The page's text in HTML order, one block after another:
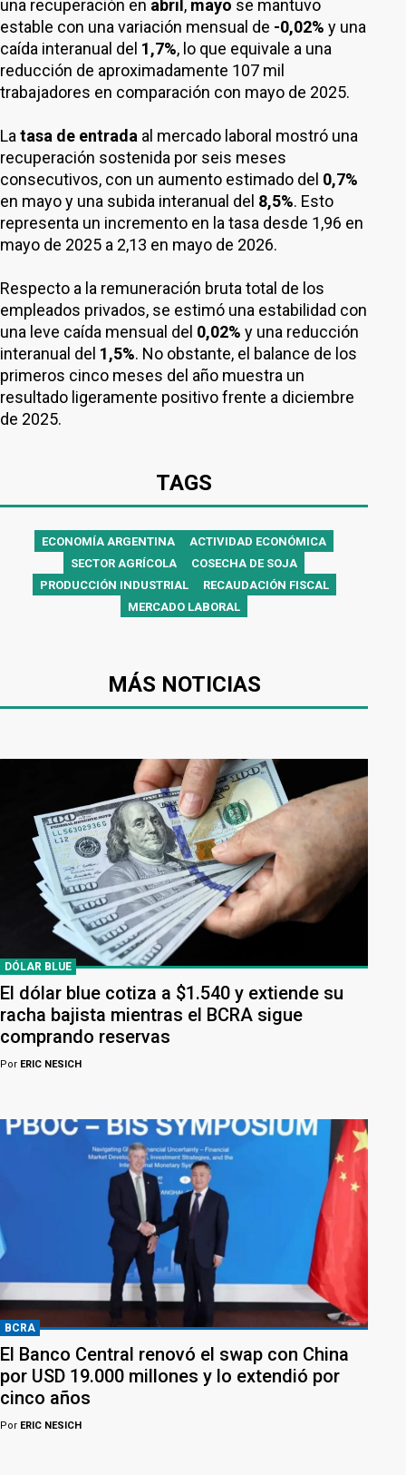
una recuperación en abril , mayo se mantuvo
estable con una variación mensual de -0,02% y una
caída interanual del 1,7%, lo que equivale a una
reducción de aproximadamente 107 mil
trabajadores en comparación con mayo de 2025.
La tasa de entrada al mercado laboral mostró una
recuperación sostenida por seis meses
consecutivos, con un aumento estimado del 0,7%
en mayo y una subida interanual del 8,5%. Esto
representa un incremento en la tasa desde 1,96 en
mayo de 2025 a 2,13 en mayo de 2026.
Respecto a la remuneración bruta total de los
empleados privados, se estimó una estabilidad con
una leve caída mensual del 0,02% y una reducción
interanual del 1,5%. No obstante, el balance de los
primeros cinco meses del año muestra un
resultado ligeramente positivo frente a diciembre
de 2025.
TAGS
ECONOMÍA ARGENTINA
ACTIVIDAD ECONÓMICA
SECTOR AGRÍCOLA
COSECHA DE SOJA
PRODUCCIÓN INDUSTRIAL
RECAUDACIÓN FISCAL
MERCADO LABORAL
MÁS NOTICIAS
DÓLAR BLUE
El dólar blue cotiza a $1.540 y extiende su
racha bajista mientras el BCRA sigue
comprando reservas
Por ERIC NESICH
BCRA
El Banco Central renovó el swap con China
por USD 19.000 millones y lo extendió por
cinco años
Por ERIC NESICH